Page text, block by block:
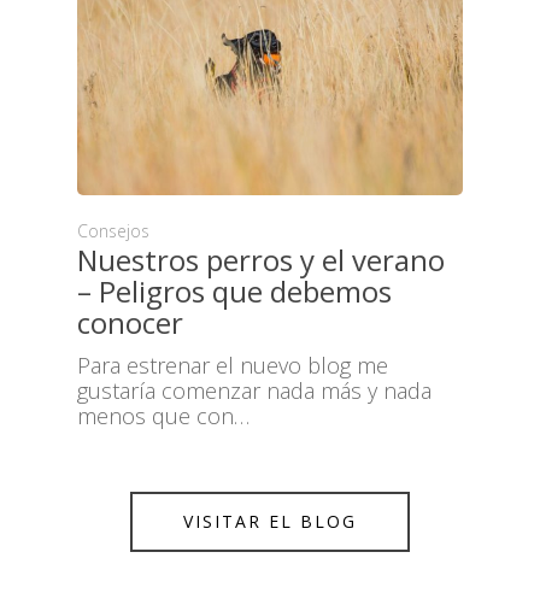
Consejos
Nuestros perros y el verano
– Peligros que debemos
conocer
Para estrenar el nuevo blog me
gustaría comenzar nada más y nada
menos que con…
VISITAR EL BLOG